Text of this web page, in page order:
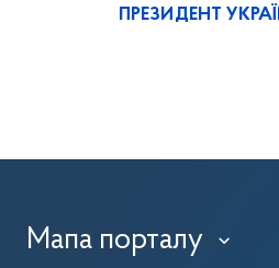
ПРЕЗИДЕНТ
Мапа порталу ›